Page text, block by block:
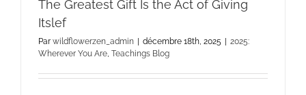
The Greatest Gift Is the Act of Giving
Itslef
Par wildflowerzen_admin décembre 18th, 2025
2025:
Wherever You Are, Teachings Blog